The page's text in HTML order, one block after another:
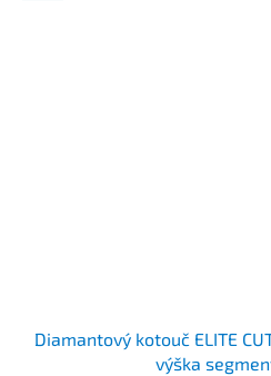
Diamantový kotouč ELITE
výška